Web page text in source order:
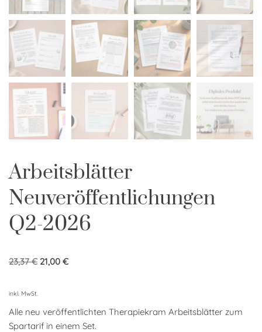
Arbeitsblätter
Neuveröffentlichungen
Q2-2026
23,37€ 21,00 €
inkl. MwSt.
Alle neu veröffentlichten Therapiekram Arbeitsblätter zum
Spartarif in einem Set.